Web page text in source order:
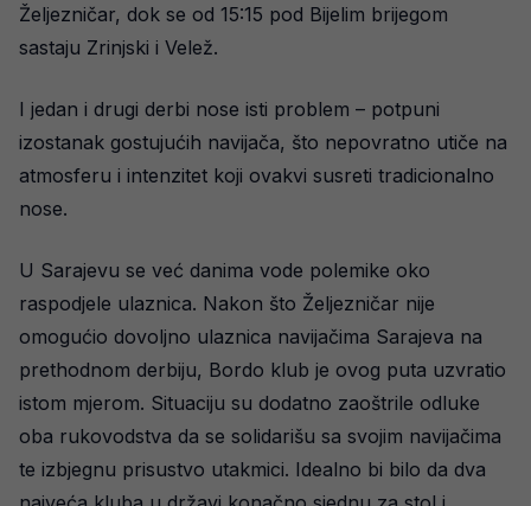
Željezničar, dok se od 15:15 pod Bijelim brijegom
sastaju Zrinjski i Velež.
I jedan i drugi derbi nose isti problem – potpuni
izostanak gostujućih navijača, što nepovratno utiče na
atmosferu i intenzitet koji ovakvi susreti tradicionalno
nose.
U Sarajevu se već danima vode polemike oko
raspodjele ulaznica. Nakon što Željezničar nije
omogućio dovoljno ulaznica navijačima Sarajeva na
prethodnom derbiju, Bordo klub je ovog puta uzvratio
istom mjerom. Situaciju su dodatno zaoštrile odluke
oba rukovodstva da se solidarišu sa svojim navijačima
te izbjegnu prisustvo utakmici. Idealno bi bilo da dva